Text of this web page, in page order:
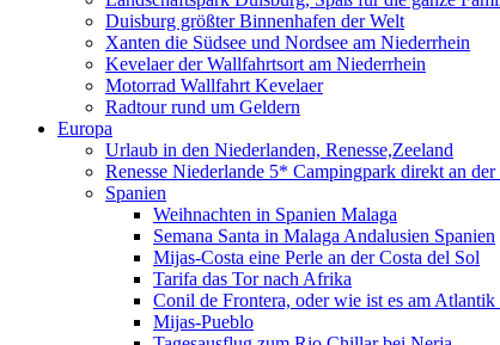
Duisburg größter Binnenhafen der Welt
Xanten die Südsee und Nordsee am Niederrhein
Kevelaer der Wallfahrtsort am Niederrhein
Motorrad Wallfahrt Kevelaer
Radtour rund um Geldern
Europa
Urlaub in den Niederlanden, Renesse,Zeeland
Renesse Niederlande 5* Campingpark direkt an
Spanien
Weihnachten in Spanien Malaga
Semana Santa in Malaga Andalusien Spanien
Mijas-Costa eine Perle an der Costa del Sol
Tarifa das Tor nach Afrika
Conil de Frontera, oder wie ist es am Atlantik
Mijas-Pueblo